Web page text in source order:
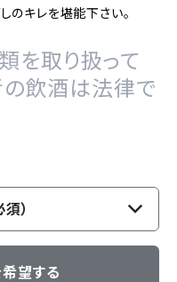
のキレを堪能下さい。
を取り扱って
の飲酒は法律で
）
望する